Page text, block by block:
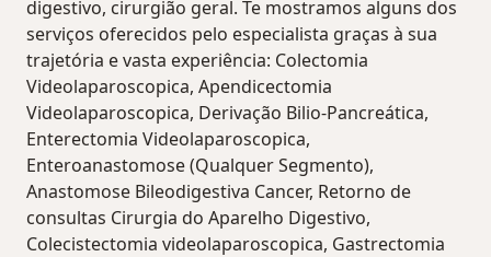
digestivo, cirurgião geral. Te mostramos alguns dos
serviços oferecidos pelo especialista graças à sua
trajetória e vasta experiência: Colectomia
Videolaparoscopica, Apendicectomia
Videolaparoscopica, Derivação Bilio-Pancreática,
Enterectomia Videolaparoscopica,
Enteroanastomose (Qualquer Segmento),
Anastomose Bileodigestiva Cancer, Retorno de
consultas Cirurgia do Aparelho Digestivo,
Colecistectomia videolaparoscopica, Gastrectomia